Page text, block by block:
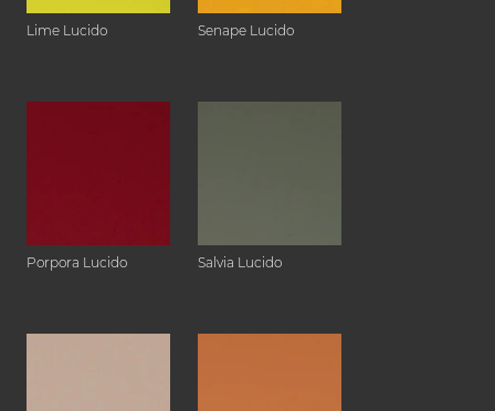
Lime Lucido Senape Lucido
Porpora Lucido Salvia Lucido